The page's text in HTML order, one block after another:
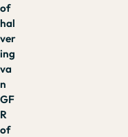
of
hal
ver
ing
va
n
GF
R
of